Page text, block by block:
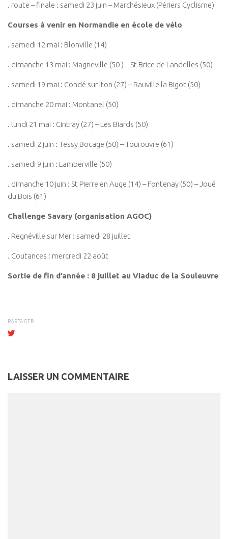
. route – finale : samedi 23 juin – Marchésieux (Périers Cyclisme)
Courses à venir en Normandie en école de vélo
. samedi 12 mai : Blonville (14)
. dimanche 13 mai : Magneville (50 ) – St Brice de Landelles (50)
. samedi 19 mai : Condé sur Iton (27) – Rauville la Bigot (50)
. dimanche 20 mai : Montanel (50)
. lundi 21 mai : Cintray (27) – Les Biards (50)
. samedi 2 juin : Tessy Bocage (50) – Tourouvre (61)
. samedi 9 juin : Lamberville (50)
. dimanche 10 juin : St Pierre en Auge (14) – Fontenay (50) – Joué
du Bois (61)
Challenge Savary (organisation AGOC)
. Regnéville sur Mer : samedi 28 juillet
. Coutances : mercredi 22 août
Sortie de fin d’année : 8 juillet au Viaduc de la Souleuvre
PARTAGER
LAISSER UN COMMENTAIRE